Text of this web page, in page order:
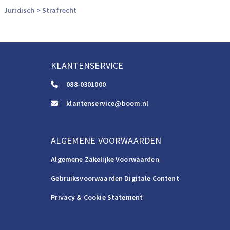
Juridisch > Strafrecht
KLANTENSERVICE
088-0301000
klantenservice@boom.nl
ALGEMENE VOORWAARDEN
Algemene Zakelijke Voorwaarden
Gebruiksvoorwaarden Digitale Content
Privacy & Cookie Statement